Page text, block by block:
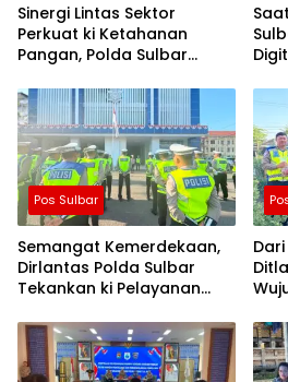
Sinergi Lintas Sektor
Perkuat ki Ketahanan
Pangan, Polda Sulbar
Sawah dan Mitigasi
Kekeringan
Pos Sulbar
Semangat Kemerdekaan,
Dirlantas Polda Sulbar
Tekankan ki Pelayanan
Menyentuh Hati